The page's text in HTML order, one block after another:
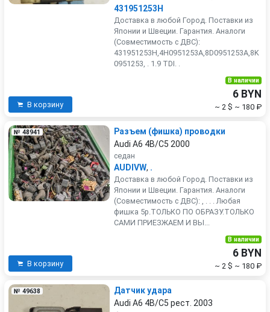
431951253H
Доставка в любой Город. Поставки из
Японии и Швеции. Гарантия. Аналоги
(Совместимость с ДВС):
431951253H,4H0951253A,8D0951253A,8K
0951253, . 1.9 TDI. .
В корзину
В наличии
6 BYN
~ 2 $ ~ 180 ₽
№ 48941
Разъем (фишка) проводки
Audi A6 4B/C5 2000
седан
AUDIVW, .
Доставка в любой Город. Поставки из
Японии и Швеции. Гарантия. Аналоги
(Совместимость с ДВС): , . . . Любая
фишка 5р.ТОЛЬКО ПО ОБРАЗУ.ТОЛЬКО
САМИ ПРИЕЗЖАЕМ И ВЫ...
В корзину
В наличии
6 BYN
~ 2 $ ~ 180 ₽
№ 49638
Датчик удара
Audi A6 4B/C5 рест. 2003